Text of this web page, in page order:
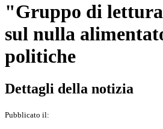
"Gruppo di
sul nulla
politiche
Dettagli della notizia
Pubblicato il: